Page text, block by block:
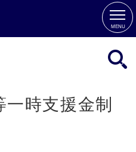
MENU
時支援金制